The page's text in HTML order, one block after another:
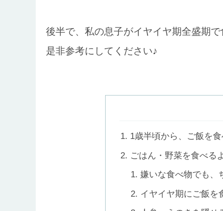
後半で、私の息子がイヤイヤ期全盛期
是非参考にしてください♪
1歳半頃から、ご飯を
ごはん・野菜を食べる
嫌いな食べ物でも、
イヤイヤ期にご飯を